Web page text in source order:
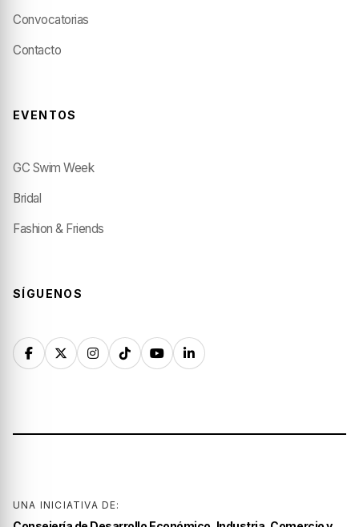
Convocatorias
Contacto
EVENTOS
GC Swim Week
Bridal
Fashion & Friends
SÍGUENOS
UNA INICIATIVA DE: